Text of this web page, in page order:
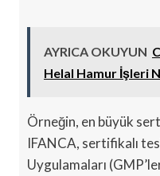
AYRICA OKUYUN
Helal Hamur İşleri
Örneğin, en büyük
IFANCA, sertifikalı
Uygulamaları